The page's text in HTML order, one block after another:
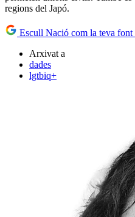
regions del Japó.
Escull Nació com la teva
Arxivat a
dades
lgtbiq+